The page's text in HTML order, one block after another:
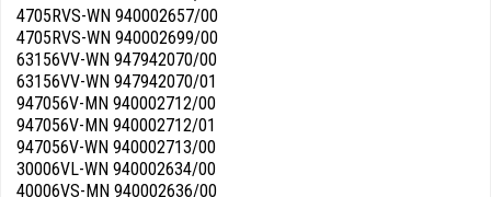
4705RVS-WN 940002657/00
4705RVS-WN 940002699/00
63156VV-WN 947942070/00
63156VV-WN 947942070/01
947056V-MN 940002712/00
947056V-MN 940002712/01
947056V-WN 940002713/00
30006VL-WN 940002634/00
40006VS-MN 940002636/00